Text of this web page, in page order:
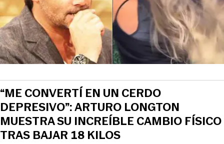
“ME CONVERTÍ EN UN CERDO
DEPRESIVO”: ARTURO LONGTON
MUESTRA SU INCREÍBLE CAMBIO FÍSICO
TRAS BAJAR 18 KILOS